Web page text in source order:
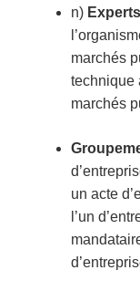
n)
marchés
technique
marchés
un acte
l’un